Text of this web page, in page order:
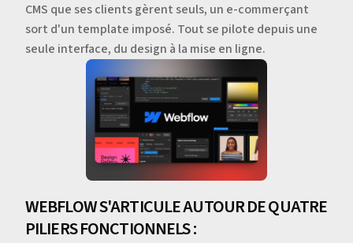
CMS que ses clients gèrent seuls, un e-commerçant
sort d'un template imposé. Tout se pilote depuis une
seule interface, du design à la mise en ligne.
WEBFLOW S'ARTICULE AUTOUR DE QUATRE
PILIERS FONCTIONNELS :